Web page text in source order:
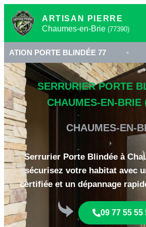
ARTISAN PIERRE
Chaumes-en-Brie (77390)
BLINDÉE 77 •
SERRURIER PORTE
CHAUMES-EN-BRIE
CHAUMES-EN-
Serrurier Porte Blindée à
sécurisez votre habitat avec
certifiée et un dépannage
09 77 55 55